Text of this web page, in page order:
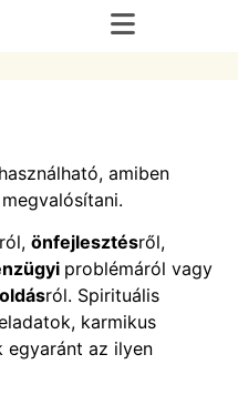
amiben
ról, önfejlesztésről,
problémáról vagy
ról. Spirituális
karmikus
egyaránt az ilyen